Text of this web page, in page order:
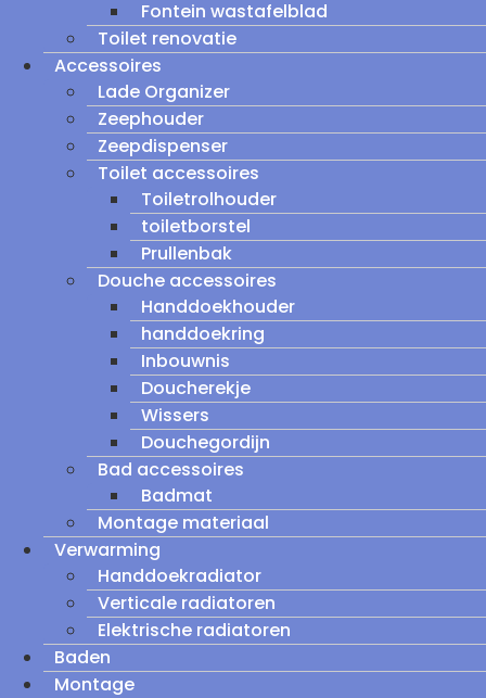
Fontein wastafelblad
Toilet renovatie
Accessoires
Lade Organizer
Zeephouder
Zeepdispenser
Toilet accessoires
Toiletrolhouder
toiletborstel
Prullenbak
Douche accessoires
Handdoekhouder
handdoekring
Inbouwnis
Doucherekje
Wissers
Douchegordijn
Bad accessoires
Badmat
Montage materiaal
Verwarming
Handdoekradiator
Verticale radiatoren
Elektrische radiatoren
Baden
Montage